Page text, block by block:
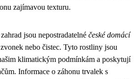
zajímavou texturu.
jsou nepostradatelné české domácí
nebo čistec. Tyto rostliny jsou
klimatickým podmínkám a poskytují
Informace o záhonu trvalek s